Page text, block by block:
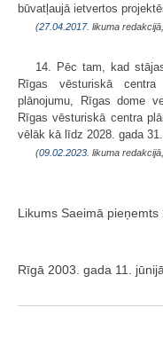
būvatļaujā ietvertos
(27.04.2017. likuma
14. Pēc tam, kad
Rīgas vēsturiskā
plānojumu, Rīgas dome
Rīgas vēsturiskā centra
vēlāk kā līdz 2028. gada 31.
(09.02.2023 . likuma
Likums Saeimā pieņemts
Rīgā 2003. gada 11. jūnijā